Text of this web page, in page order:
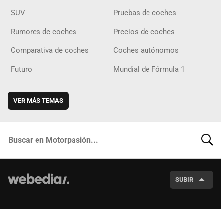
SUV Pruebas de coches
Rumores de coches Precios de coches
Comparativa de coches Coches autónomos
Futuro Mundial de Fórmula 1
VER MÁS TEMAS
SUBIR